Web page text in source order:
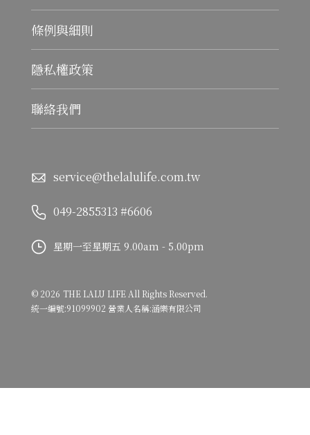
條例與細則
隱私權政策
聯絡我們
service@thelalulife.com.tw
049-2855313 #6606
星期一至星期五 9.00am - 5.00pm
© 2026 THE LALU LIFE All Rights Reserved.
統一編號:91099902 營業人名稱:涵樂有限公司